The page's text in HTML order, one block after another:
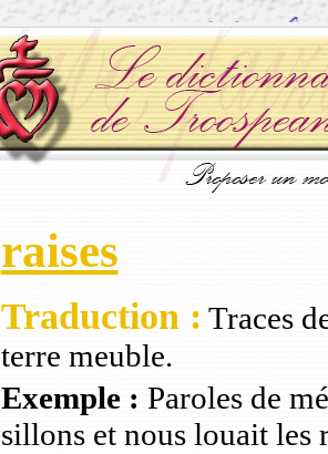
raises
Traduction : Traces
terre meuble.
Exemple : Paroles de
sillons et nous louait les